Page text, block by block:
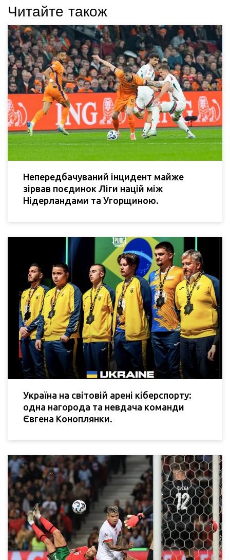
Читайте також
Непередбачуваний інцидент майже
зірвав поєдинок Ліги націй між
Нідерландами та Угорщиною.
Україна на світовій арені кіберспорту:
одна нагорода та невдача команди
Євгена Коноплянки.